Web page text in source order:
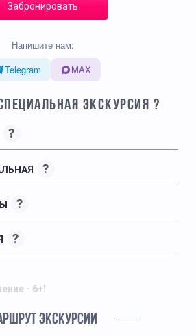
Забронировать
Напишите нам:
Telegram
MAX
ЭКСКУРСИЯ ?
?
?
?
?
- 6+!
ЭКСКУРСИИ